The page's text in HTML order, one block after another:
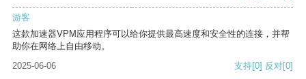
游客
这款加速器VPM应用程序可以给你提供最高速度和安全性的连接，并帮
助你在网络上自由移动。
2025-06-06
支持[0] 反对[0]